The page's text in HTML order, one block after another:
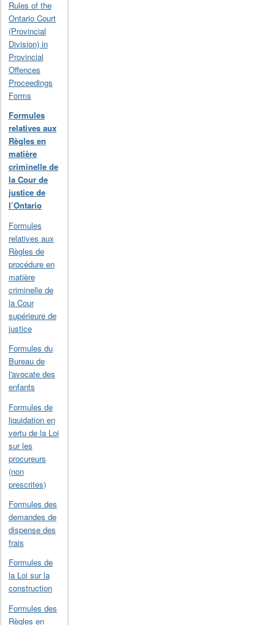
Rules of the
Ontario Court
(Provincial
Division) in
Provincial
Offences
Proceedings
Forms
Formules
relatives aux
Règles en
matière
criminelle de
la Cour de
justice de
l’Ontario
Formules
relatives aux
Règles de
procédure en
matière
criminelle de
la Cour
supérieure de
justice
Formules du
Bureau de
l'avocate des
enfants
Formules de
liquidation en
vertu de la Loi
sur les
procureurs
(non
prescrites)
Formules des
demandes de
dispense des
frais
Formules de
la Loi sur la
construction
Formules des
Règles en